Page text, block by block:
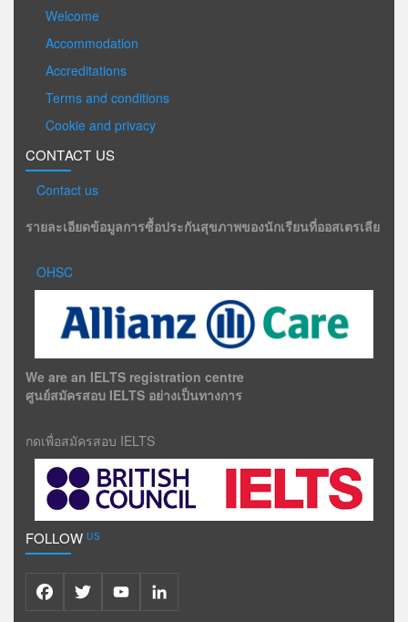
Welcome
Accommodation
Accreditations
Terms and conditions
Cookie and privacy
CONTACT US
Contact us
รายละเอียดข้อมูลการซื้อประกันสุขภาพของนักเรียนที่ออสเตรเลีย
OHSC
We are an IELTS registration centre
ศูนย์สมัครสอบ IELTS อย่างเป็นทางการ
กดเพื่อสมัครสอบ IELTS
FOLLOWUS